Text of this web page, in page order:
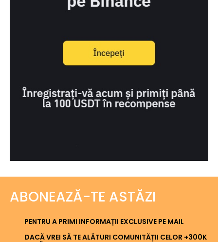
ABONEAZĂ-TE ASTĂZI
PENTRU A PRIMI INFORMAȚII EXCLUSIVE PE MAIL
DACĂ VREI SĂ TE ALĂTURI COMUNITĂȚII CELOR +300K